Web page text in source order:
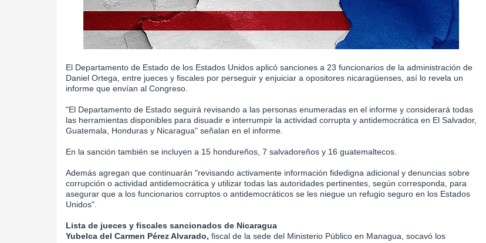
El Departamento de Estado de los Estados Unidos aplicó sanciones a 23 funcionarios de la administración de
Daniel Ortega, entre jueces y fiscales por perseguir y enjuiciar a opositores nicaragüenses, así lo revela un
informe que envían al Congreso.
"El Departamento de Estado seguirá revisando a las personas enumeradas en el informe y considerará todas
las herramientas disponibles para disuadir e interrumpir la actividad corrupta y antidemocrática en El Salvador,
Guatemala, Honduras y Nicaragua" señalan en el informe.
En la sanción también se incluyen a 15 hondureños, 7 salvadoreños y 16 guatemaltecos.
Además agregan que continuarán "revisando activamente información fidedigna adicional y denuncias sobre
corrupción o actividad antidemocrática y utilizar todas las autoridades pertinentes, según corresponda, para
asegurar que a los funcionarios corruptos o antidemocráticos se les niegue un refugio seguro en los Estados
Unidos".
Lista de jueces y fiscales sancionados de Nicaragua
Yubelca del Carmen Pérez Alvarado, fiscal de la sede del Ministerio Público en Managua, socavó los